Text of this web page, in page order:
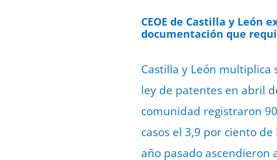
CEOE de Castilla y León
documentación que
Castilla y León multiplica
ley de patentes en abril
comunidad registraron
casos el 3,9 por ciento
año pasado ascendieron